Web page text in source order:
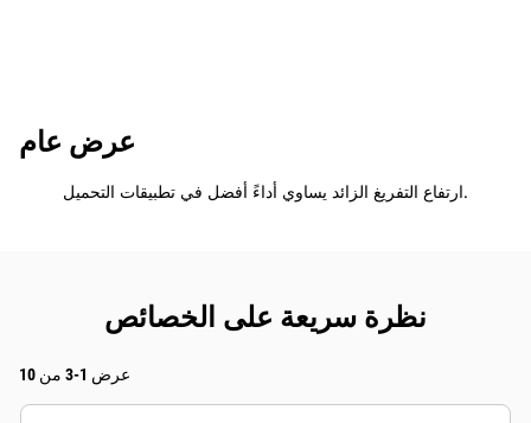
عرض عام
ارتفاع التفريغ الزائد يساوي أداءً أفضل في تطبيقات التحميل.
نظرة سريعة على الخصائص
عرض 1-3 من 10